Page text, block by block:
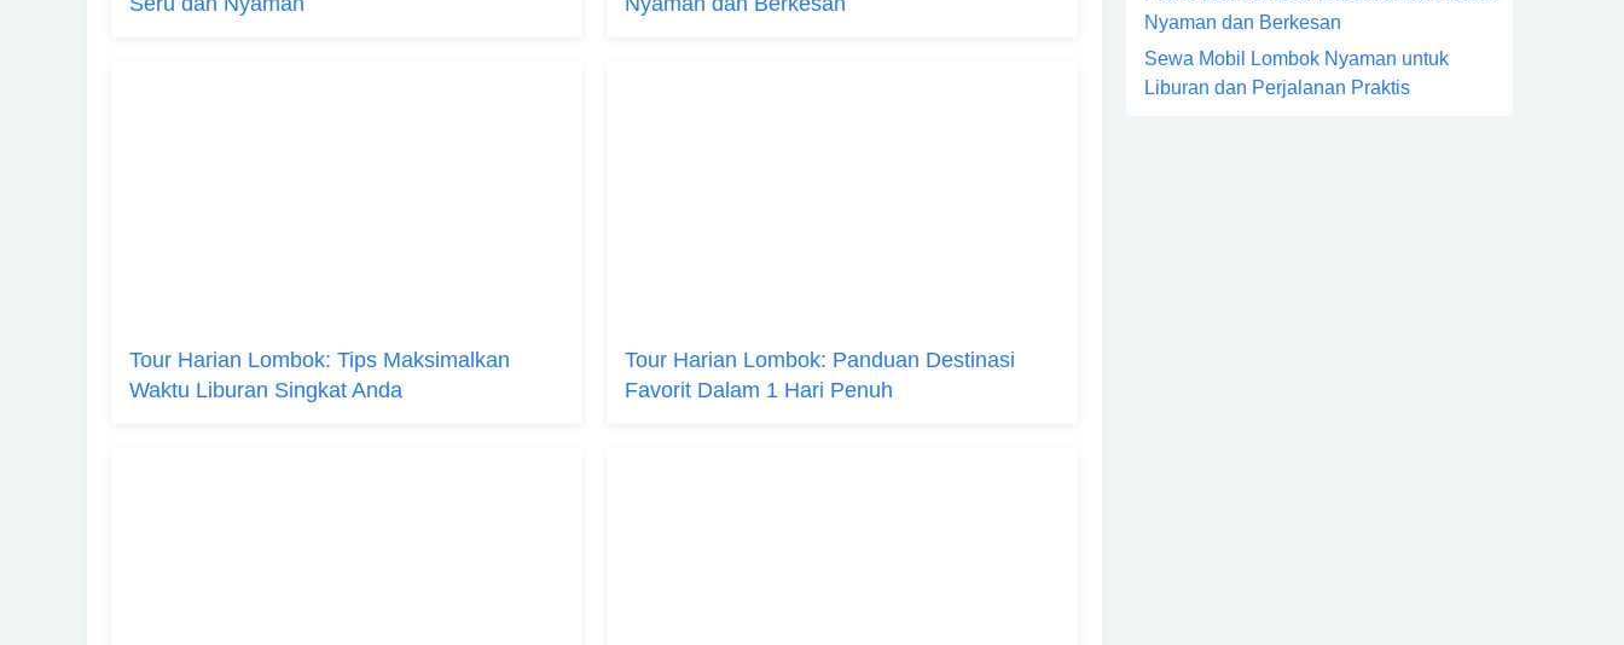
Tour Harian Lombok: Tips Maksimalkan
Waktu Liburan Singkat Anda
Tour Harian Lombok: Panduan Destinasi
Favorit Dalam 1 Hari Penuh
Nyaman dan Berkesan
Sewa Mobil Lombok Nyaman untuk
Liburan dan Perjalanan Praktis